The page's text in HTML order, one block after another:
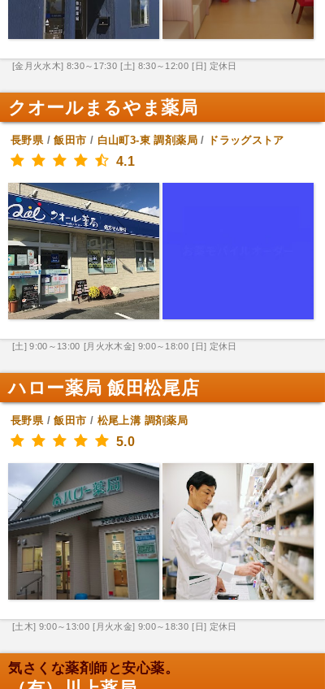
[金月火水木] 8:30～17:30 [土] 8:30～12:00 [日] 定休日
クオールまるやま薬局
長野県/飯田市 / 白山町3-東 調剤薬局/ ドラッグストア
4.1
[土] 9:00～13:00 [月火水木金] 9:00～18:00 [日] 定休日
ハロー薬局 飯田松尾店
長野県/飯田市 / 松尾上溝 調剤薬局
5.0
[土木] 9:00～13:00 [月火水金] 9:00～18:30 [日] 定休日
気さくな薬剤師と安心薬。